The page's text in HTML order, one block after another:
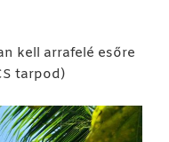
kell arrafelé esőre
tarpod)